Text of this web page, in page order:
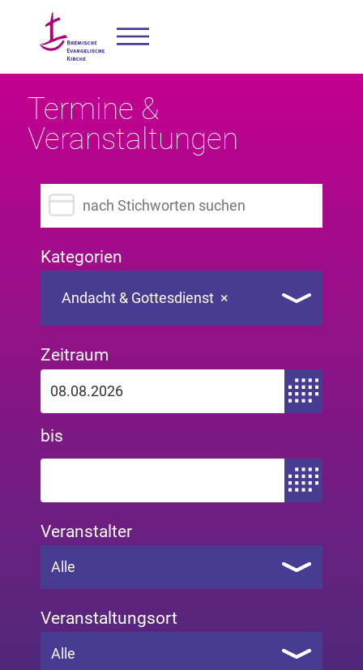
Termine &
Veranstaltungen
Suchbegriff eingeben
Kategorien
×
Andacht & Gottesdienst
Zeitraum
Zeitraum von
bis
Zeitraum bis
Veranstalter
Alle
Veranstaltungsort
Alle